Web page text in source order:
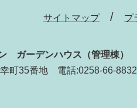
サイトマップ プ
ガーデンハウス（管理棟）
町35番地 電話:0258-66-